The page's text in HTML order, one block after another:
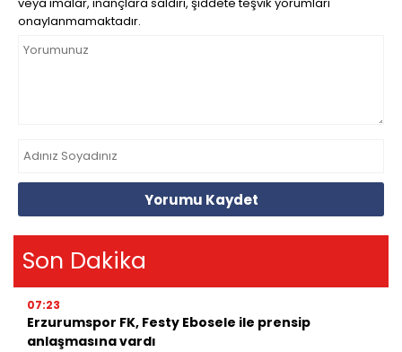
onaylanmamaktadır.
Yorumu Kaydet
Son Dakika
07:23
Erzurumspor FK, Festy Ebosele ile prensip
anlaşmasına vardı